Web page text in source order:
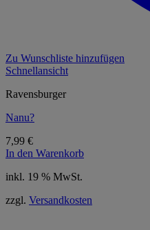
Zu Wunschliste hinzufügen
Schnellansicht
Ravensburger
Nanu?
7,99 €
In den Warenkorb
inkl. 19 % MwSt.
zzgl. Versandkosten